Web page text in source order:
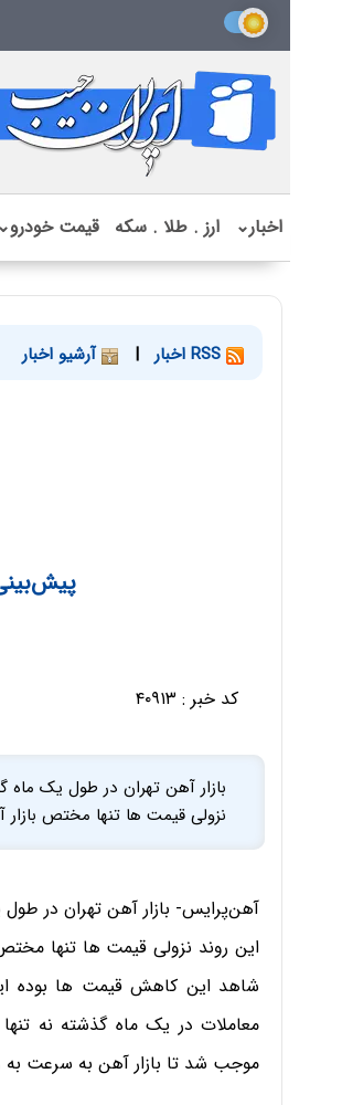
اخبار⌄ ارز . طلا . سکه قیمت خودرو⌄
| آرشیو اخبار
کد خبر : ۴۰۹۱۳
بازار آهن تهران در طول یک ماه
نزولی قیمت ها تنها مختص
آهن‌پرایس- بازار آهن تهران در
این روند نزولی قیمت ها تنها مختص
شاهد این کاهش قیمت ها بوده
معاملات در یک ماه گذشته نه
موجب شد تا بازار آهن به سرعت